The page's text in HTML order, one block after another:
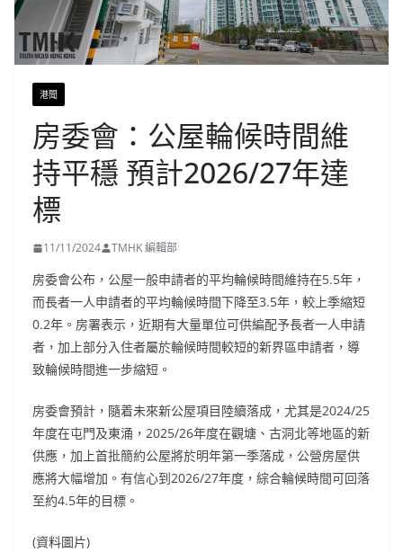
港聞
房委會：公屋輪候時間維
持平穩 預計2026/27年達
標
11/11/2024 TMHK 編輯部
房委會公布，公屋一般申請者的平均輪候時間維持在5.5年，
而長者一人申請者的平均輪候時間下降至3.5年，較上季縮短
0.2年。房署表示，近期有大量單位可供編配予長者一人申請
者，加上部分入住者屬於輪候時間較短的新界區申請者，導
致輪候時間進一步縮短。
房委會預計，隨着未來新公屋項目陸續落成，尤其是2024/25
年度在屯門及東涌，2025/26年度在觀塘、古洞北等地區的新
供應，加上首批簡約公屋將於明年第一季落成，公營房屋供
應將大幅增加。有信心到2026/27年度，綜合輪候時間可回落
至約4.5年的目標。
(資料圖片)